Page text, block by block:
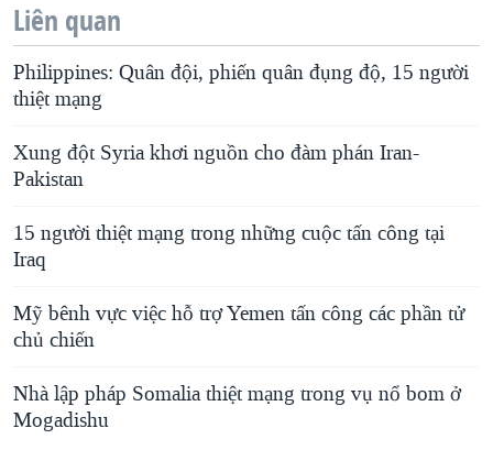
Liên quan
Philippines: Quân đội, phiến quân đụng độ, 15 người
thiệt mạng
Xung đột Syria khơi nguồn cho đàm phán Iran-
Pakistan
15 người thiệt mạng trong những cuộc tấn công tại
Iraq
Mỹ bênh vực việc hỗ trợ Yemen tấn công các phần tử
chủ chiến
Nhà lập pháp Somalia thiệt mạng trong vụ nổ bom ở
Mogadishu